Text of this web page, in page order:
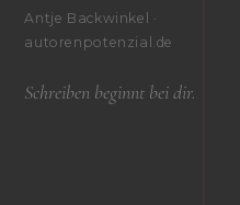
Antje Backwinkel ·
autorenpotenzial.de
Schreiben beginnt bei dir.